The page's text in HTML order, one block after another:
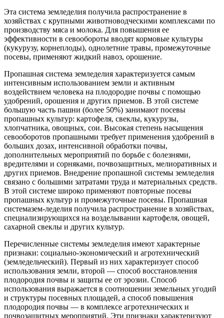
Эта система земледелия получила распространение в
хозяйствах с крупными животноводческими комплексами по
производству мяса и молока. Для повышения ее
эффективности в севообороты вводят кормовые культуры
(кукурузу, корнеплоды), однолетние травы, промежуточные
посевы, применяют жидкий навоз, орошение.
Пропашная система земледелия характеризуется самым
интенсивным использованием земли и активным
воздействием человека на плодородие почвы с помощью
удобрений, орошения и других приемов. В этой системе
большую часть пашни (более 50%) занимают посевы
пропашных культур: картофеля, свеклы, кукурузы,
хлопчатника, овощных, сои. Высокая степень насыщения
севооборотов пропашными требует применения удобрений в
больших дозах, интенсивной обработки почвы,
дополнительных мероприятий по борьбе с болезнями,
вредителями и сорняками, почвозащитных, мелиоративных и
других приемов. Внедрение пропашной системы земледелия
связано с большими затратами труда и материальных средств.
В этой системе широко применяют повторные посевы
пропашных культур и промежуточные посевы. Пропашная
системазем-леделия получила распространение в хозяйствах,
специализирующихся на возделывании картофеля, овощей,
сахарной свеклы и других культур.
Перечисленные системы земледелия имеют характерные
признаки: социально-экономический и агротехнический
(земледельческий). Первый из них характеризует способ
использования земли, второй — способ восстановления
плодородия почвы и защиты ее от эрозии. Способ
использования выражается в соотношении земельных угодий
и структуры посевных площадей, а способ повышения
плодородия почвы — в комплексе агротехнических и
почвозащитных мероприятий. Эти признаки характеризуют